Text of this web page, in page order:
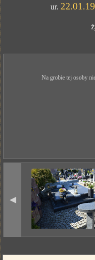
ur.
Na grobie tej osoby
◄